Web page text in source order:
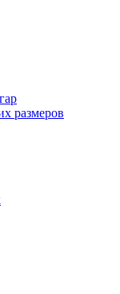
размеров